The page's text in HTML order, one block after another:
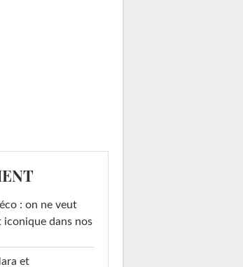
: on ne veut
dans nos
et